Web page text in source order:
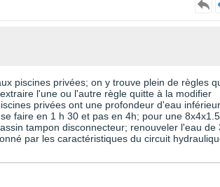
piscines privées; on y trouve plein de règles
l'une ou l'autre règle quitte à la modifier
privées ont une profondeur d'eau
faire en 1 h 30 et pas en 4h; pour une 8x4x1.5
tampon disconnecteur; renouveler l'eau de
par les caractéristiques du circuit